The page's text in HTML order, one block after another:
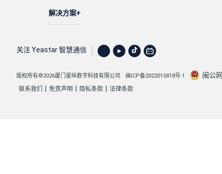
解决方案
关注 Yeastar 智慧通信
版权所有©2026厦门星纵数字科技有限公司 闽ICP备2022015818号-1 闽公
联系我们 免责声明 隐私条款 法律条款